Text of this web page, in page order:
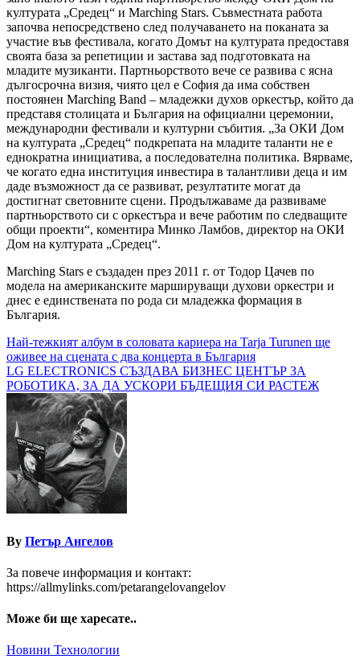
културата „Средец“ и Marching Stars. Съвместната работа
започва непосредствено след получаването на поканата за
участие във фестивала, когато Домът на културата предоставя
своята база за репетиции и застава зад подготовката на
младите музиканти. Партньорството вече се развива с ясна
дългосрочна визия, чиято цел е София да има собствен
постоянен Marching Band – младежки духов оркестър, който да
представя столицата и България на официални церемонии,
международни фестивали и културни събития. „За ОКИ Дом
на културата „Средец“ подкрепата на младите таланти не е
еднократна инициатива, а последователна политика. Вярваме,
че когато една институция инвестира в талантливи деца и им
даде възможност да се развиват, резултатите могат да
достигнат световните сцени. Продължаваме да развиваме
партньорството си с оркестъра и вече работим по следващите
общи проекти“, коментира Минко Ламбов, директор на ОКИ
Дом на културата „Средец“.
Marching Stars е създаден през 2011 г. от Тодор Цачев по
модела на американските маршируващи духови оркестри и
днес е единствената по рода си младежка формация в
България.
Навигация
Най-тежкият албум в соловата кариера на Tarja Turunen ще
оживее на сцената с два концерта в България
LG ELECTRONICS СЪЗДАВА БИЗНЕС ЦЕНТЪР ЗА
РОБОТИКА, ЗА ДА УСКОРИ БЪДЕЩИЯ СИ РАСТЕЖ
By Петър Ангелов
За повече информация и контакт:
https://allmylinks.com/petarangelovangelov
Може би ще харесате..
Новини Технологии